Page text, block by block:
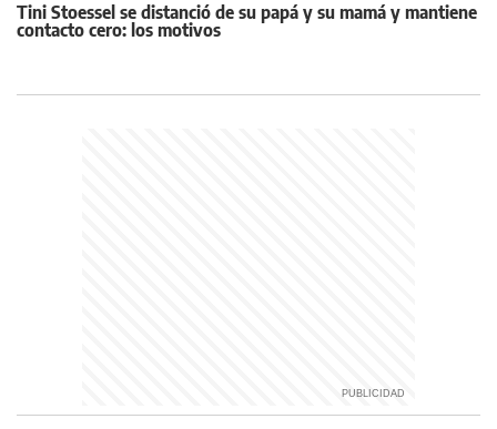
Tini Stoessel se distanció de su papá y su mamá y mantiene
contacto cero: los motivos